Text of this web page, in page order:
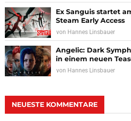
Ex Sanguis startet
Steam Early Access
von Hannes Linsbauer
Angelic: Dark
in einem neuen
von Hannes Linsbauer
NEUESTE KOMMENTARE